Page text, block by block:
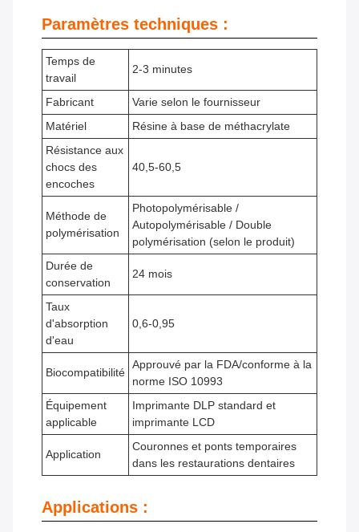
Paramètres techniques :
Temps de
travail
2-3 minutes
Fabricant
Varie selon le fournisseur
Matériel
Résine à base de méthacrylate
Résistance aux
chocs des
encoches
40,5-60,5
Méthode de
polymérisation
Photopolymérisable /
Autopolymérisable / Double
polymérisation (selon le produit)
Durée de
conservation
24 mois
Taux
d'absorption
d'eau
0,6-0,95
Biocompatibilité
Approuvé par la FDA/conforme à la
norme ISO 10993
Équipement
applicable
Imprimante DLP standard et
imprimante LCD
Application
Couronnes et ponts temporaires
dans les restaurations dentaires
Applications :